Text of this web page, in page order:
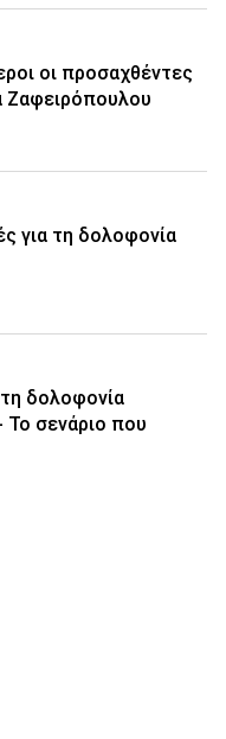
οι προσαχθέντες
Ζαφειρόπουλου
για τη δολοφονία
τη δολοφονία
σενάριο που